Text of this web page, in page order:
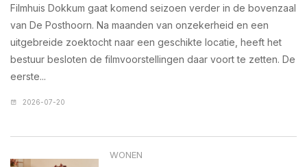
Filmhuis Dokkum gaat komend seizoen verder in de bovenzaal
van De Posthoorn. Na maanden van onzekerheid en een
uitgebreide zoektocht naar een geschikte locatie, heeft het
bestuur besloten de filmvoorstellingen daar voort te zetten. De
eerste...
2026-07-20
WONEN